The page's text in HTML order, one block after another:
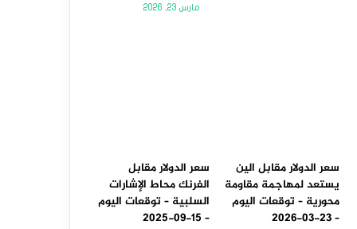
مارس 23, 2026
سعر الدولار مقابل الين
يستعد لمهاجمة مقاومة
محورية – توقعات اليوم
– 23-03-2026
سعر الدولار مقابل
الفرنك محاط الإشارات
السلبية – توقعات اليوم
– 15-09-2025